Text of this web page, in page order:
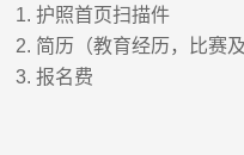
1.护照首页扫描件
2. 简历（教育经历，比赛
3.报名费